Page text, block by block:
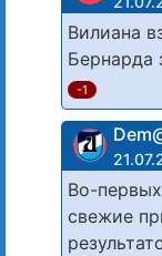
Вилиана
Бернарда
-1
Во-
свежие